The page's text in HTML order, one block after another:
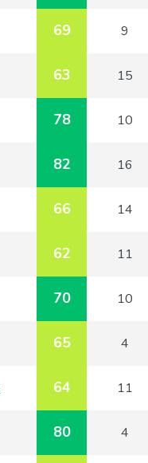
69 9
63 15
78 10
82 16
66 14
62 11
70 10
65 4
64 11
80 4